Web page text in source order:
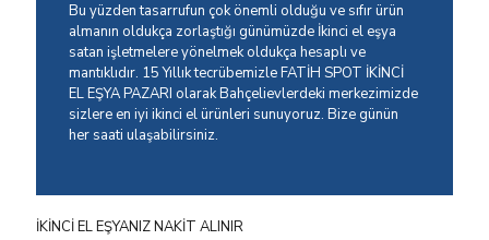
Bu yüzden tasarrufun çok önemli olduğu ve sıfır ürün
almanın oldukça zorlaştığı günümüzde İkinci el eşya
satan işletmelere yönelmek oldukça hesaplı ve
mantıklıdır. 15 Yıllık tecrübemizle FATİH SPOT İKİNCİ
EL EŞYA PAZARI olarak Bahçelievlerdeki merkezimizde
sizlere en iyi ikinci el ürünleri sunuyoruz. Bize günün
her saati ulaşabilirsiniz.
İKİNCİ EL EŞYANIZ NAKİT ALINIR